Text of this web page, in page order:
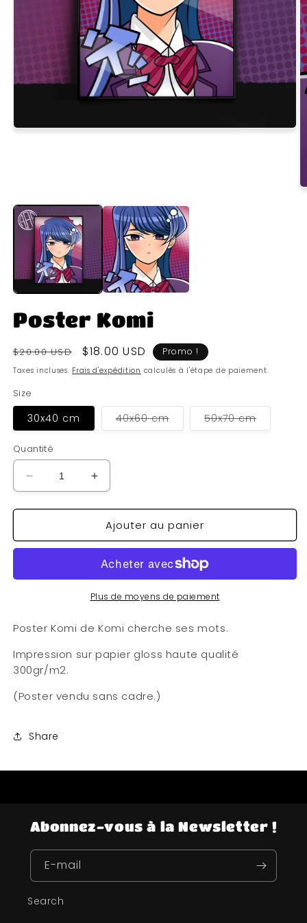
Poster Komi
Prix
habituel
$20.00 USD
Prix
soldé
$18.00 USD Promo !
Taxes incluses. Frais d'expédition calculés à l'étape de paiement.
Size
30x40 cm 40x60 cmVariante
épuisée
50x70 cmVariante
épuisée
Quantité
Réduire
la
quantité
Poster
Augmenter
la
quantité
de
Poster
Ajouter au panier
Plus de moyens de paiement
Poster Komi de Komi cherche ses mots.
Impression sur papier gloss haute qualité
300gr/m2.
(Poster vendu sans cadre.)
Share
Abonnez-vous à la Newsletter !
E-mail
Search